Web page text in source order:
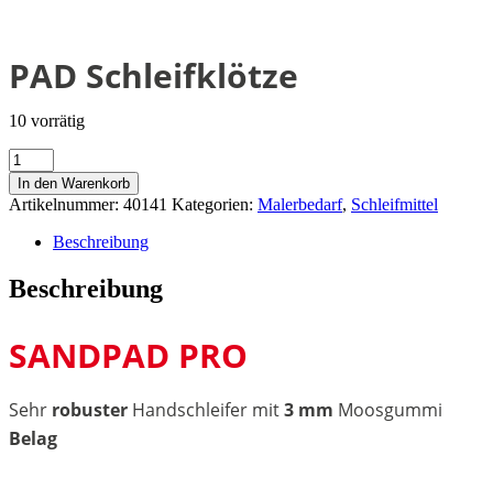
PAD Schleifklötze
10 vorrätig
Schuller
Sandpad
Pro
Handschleifer
Menge
In den Warenkorb
Artikelnummer: 40141 Kategorien: Malerbedarf, Schleifmittel
Beschreibung
Beschreibung
SANDPAD PRO
Sehr robuster Handschleifer mit3 mm Moosgummi
Belag